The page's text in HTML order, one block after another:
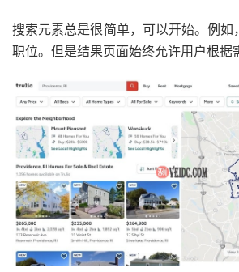
搜索元素总是很简单，可以开始。例如
职位。但是结果页面始终允许用户根据